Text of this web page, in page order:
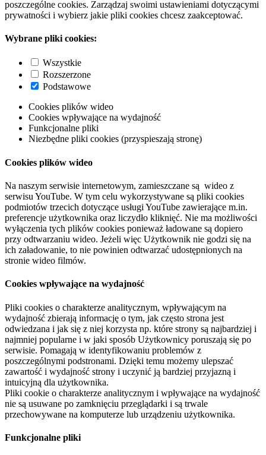
poszczególne cookies. Zarządzaj swoimi ustawieniami dotyczącymi
prywatności i wybierz jakie pliki cookies chcesz zaakceptować.
Wybrane pliki cookies:
Wszystkie
Rozszerzone
Podstawowe
Cookies plików wideo
Cookies wpływające na wydajność
Funkcjonalne pliki
Niezbędne pliki cookies (przyspieszają stronę)
Cookies plików wideo
Na naszym serwisie internetowym, zamieszczane są wideo z
serwisu YouTube. W tym celu wykorzystywane są pliki cookies
podmiotów trzecich dotyczące usługi YouTube zawierające m.in.
preferencje użytkownika oraz liczydło kliknięć. Nie ma możliwości
wyłączenia tych plików cookies ponieważ ładowane są dopiero
przy odtwarzaniu wideo. Jeżeli więc Użytkownik nie godzi się na
ich załadowanie, to nie powinien odtwarzać udostępnionych na
stronie wideo filmów.
Cookies wpływające na wydajność
Pliki cookies o charakterze analitycznym, wpływającym na
wydajność zbierają informację o tym, jak często strona jest
odwiedzana i jak się z niej korzysta np. które strony są najbardziej i
najmniej popularne i w jaki sposób Użytkownicy poruszają się po
serwisie. Pomagają w identyfikowaniu problemów z
poszczególnymi podstronami. Dzięki temu możemy ulepszać
zawartość i wydajność strony i uczynić ją bardziej przyjazną i
intuicyjną dla użytkownika.
Pliki cookie o charakterze analitycznym i wpływające na wydajność
nie są usuwane po zamknięciu przeglądarki i są trwale
przechowywane na komputerze lub urządzeniu użytkownika.
Funkcjonalne pliki